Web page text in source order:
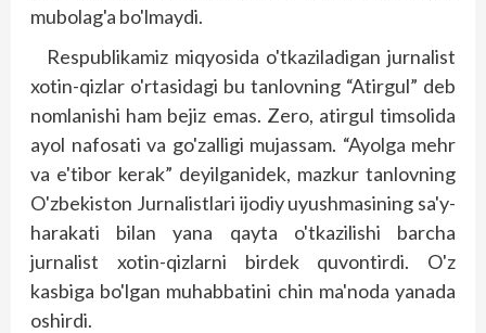
mubolag'a bo'lmaydi.
Respublikamiz miqyosida o'tkaziladigan jurnalist
xotin-qizlar o'rtasidagi bu tanlovning “Atirgul” deb
nomlanishi ham bejiz emas. Zero, atirgul timsolida
ayol nafosati va go'zalligi mujassam. “Ayolga mehr
va e'tibor kerak” deyilganidek, mazkur tanlovning
O'zbekiston Jurnalistlari ijodiy uyushmasining sa'y-
harakati bilan yana qayta o'tkazilishi barcha
jurnalist xotin-qizlarni birdek quvontirdi. O'z
kasbiga bo'lgan muhabbatini chin ma'noda yanada
oshirdi.